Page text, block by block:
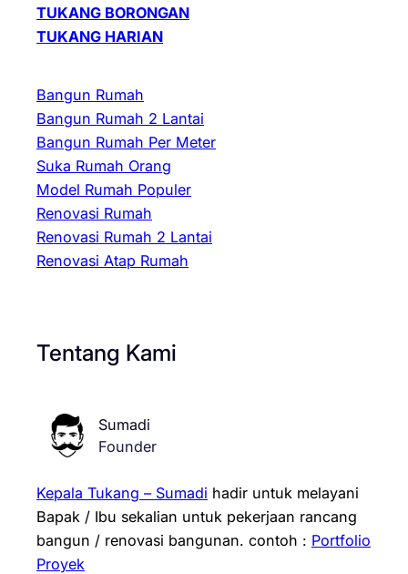
TUKANG BORONGAN
TUKANG HARIAN
Bangun Rumah
Bangun Rumah 2 Lantai
Bangun Rumah Per Meter
Suka Rumah Orang
Model Rumah Populer
Renovasi Rumah
Renovasi Rumah 2 Lantai
Renovasi Atap Rumah
Tentang Kami
Sumadi
Founder
Kepala Tukang – Sumadi hadir untuk melayani
Bapak / Ibu sekalian untuk pekerjaan rancang
bangun / renovasi bangunan. contoh : Portfolio
Proyek